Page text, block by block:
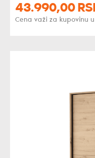
43.990,00
Cena važi za kupovinu